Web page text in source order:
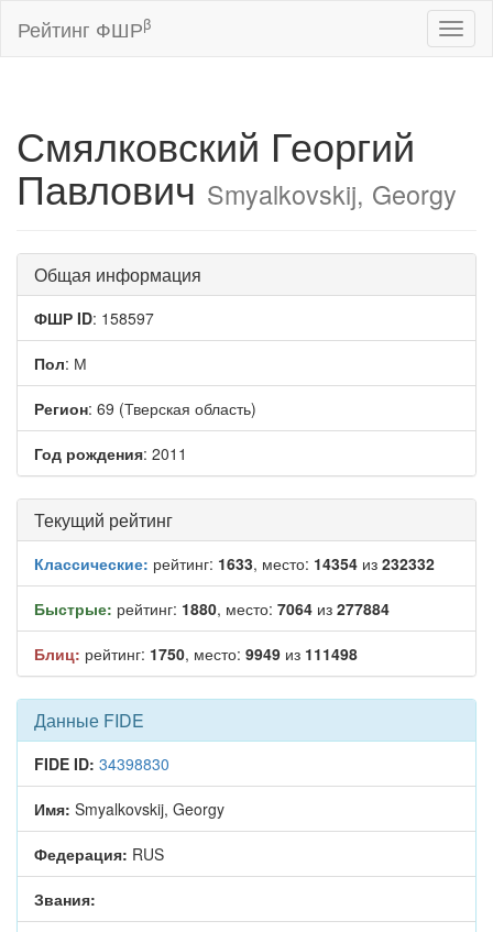
Рейтинг ФШРβ
Смялковский Георгий
Павлович Smyalkovskij, Georgy
Общая информация
ФШР ID: 158597
Пол: М
Регион: 69 (Тверская область)
Год рождения: 2011
Текущий рейтинг
Классические: рейтинг: 1633, место: 14354 из 232332
Быстрые: рейтинг: 1880, место: 7064 из 277884
Блиц: рейтинг: 1750, место: 9949 из 111498
Данные FIDE
FIDE ID: 34398830
Имя: Smyalkovskij, Georgy
Федерация: RUS
Звания: